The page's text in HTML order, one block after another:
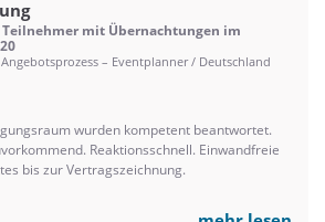
mit Übernachtungen im
– Eventplanner / Deutschland
wurden kompetent beantwortet.
Reaktionsschnell. Einwandfreie
bis zur Vertragszeichnung.